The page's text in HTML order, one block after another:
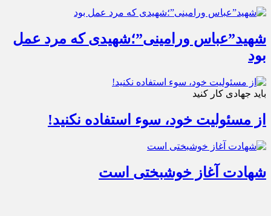
شهید”عباس ورامینی”؛شهیدی که مرد عمل
بود
باید جهادی کار کنید
از مسئولیت خود، سوء استفاده نکنید!
شهادت آغاز خوشبختی است